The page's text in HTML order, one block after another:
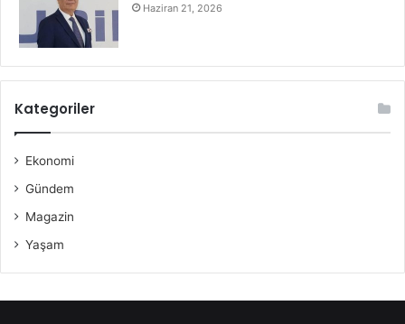
Haziran 21, 2026
Kategoriler
Ekonomi
Gündem
Magazin
Yaşam